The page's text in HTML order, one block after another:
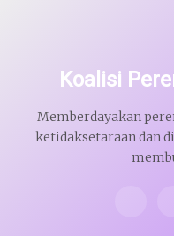
Koalisi
Memberdayakan
ketidaksetaraan dan